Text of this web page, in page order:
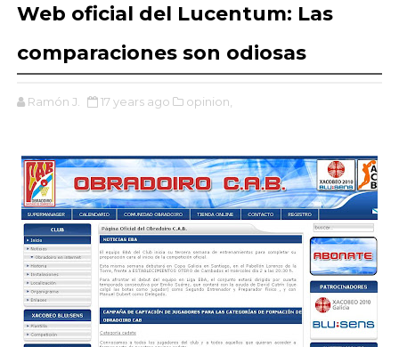
Web oficial del Lucentum: Las
comparaciones son odiosas
Ramón J. 17 years ago opinion,